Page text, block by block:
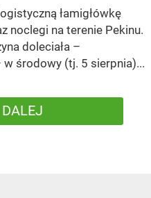
łamigłówkę
noclegi na terenie Pekinu.
doleciała –
środowy (tj. 5 sierpnia)...